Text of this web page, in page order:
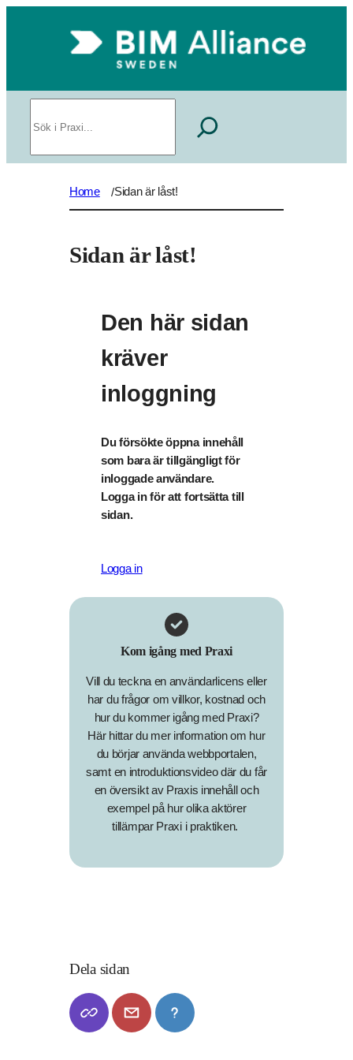
Home /Sidan är låst!
Sidan är låst!
Den här sidan
kräver
inloggning
Du försökte öppna innehåll
som bara är tillgängligt för
inloggade användare.
Logga in för att fortsätta till
sidan.
Logga in
Kom igång med Praxi
Vill du teckna en användarlicens eller
har du frågor om villkor, kostnad och
hur du kommer igång med Praxi?
Här hittar du mer information om hur
du börjar använda webbportalen,
samt en introduktionsvideo där du får
en översikt av Praxis innehåll och
exempel på hur olika aktörer
tillämpar Praxi i praktiken.
Dela sidan